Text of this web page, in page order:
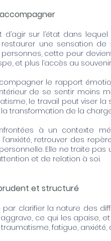
d’agir sur l’état dans
une sensation
personnes, cette peur
et plus l’accès au
le rapport
de se sentir moins
le travail peut viser
transformation de la
à un contexte
l’anxiété, retrouver des
Elle ne traite
et de relation à soi.
et structuré
clarifier la nature des
ce qui les apaise,
fatigue,